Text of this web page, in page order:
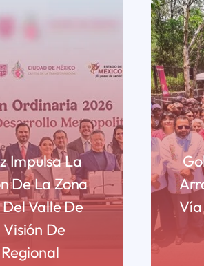
Impulsa La
De La Zona
Valle De
De